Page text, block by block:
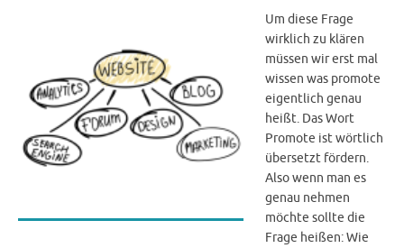
Um diese Frage
wirklich zu klären
müssen wir erst mal
wissen was promote
eigentlich genau
heißt. Das Wort
Promote ist wörtlich
übersetzt fördern.
Also wenn man es
genau nehmen
möchte sollte die
Frage heißen: Wie